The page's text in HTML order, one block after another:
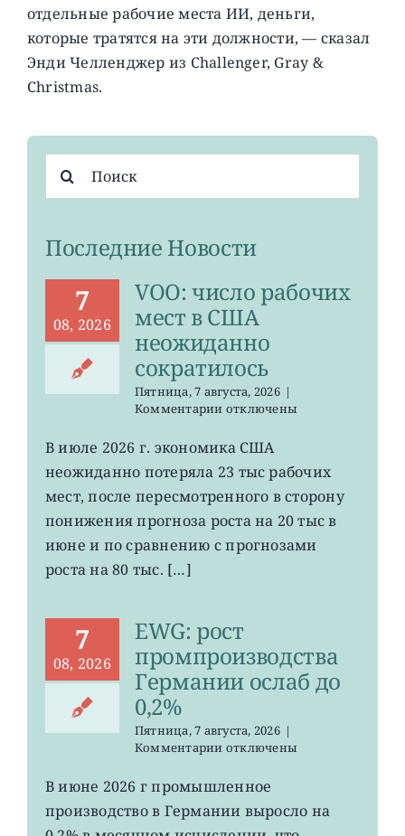
отдельные рабочие места ИИ, деньги,
которые тратятся на эти должности, — сказал
Энди Челленджер из Challenger, Gray &
Christmas.
поиска:
Последние Новости
7
08, 2026
VOO: число рабочих
мест в США
неожиданно
сократилось
Пятница, 7 августа, 2026 |
Комментариик
VOO:
рабочих
мест
США
неожиданно
отключены
В июле 2026 г. экономика США
неожиданно потеряла 23 тыс рабочих
мест, после пересмотренного в сторону
понижения прогноза роста на 20 тыс в
июне и по сравнению с прогнозами
роста на 80 тыс. […]
7
08, 2026
EWG: рост
промпроизводства
Германии ослаб до
0,2%
Пятница, 7 августа, 2026 |
Комментариик
EWG:
рост
промпроизводства
Германии
отключены
В июне 2026 г промышленное
производство в Германии выросло на